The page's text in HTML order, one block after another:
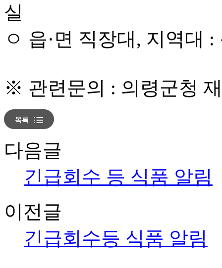
실
ㅇ 읍·면 직장대, 지역대 :
※ 관련문의 : 의령군청
다음글
긴급회수 등 식품 알림
이전글
긴급회수등 식품 알림